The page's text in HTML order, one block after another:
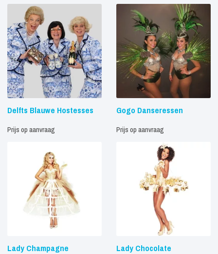
Delfts Blauwe Hostesses
Prijs op aanvraag
Gogo Danseressen
Prijs op aanvraag
Lady Champagne Lady Chocolate